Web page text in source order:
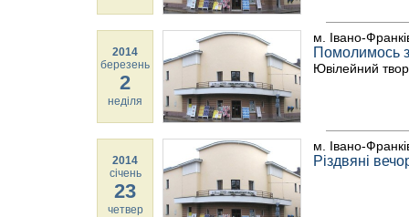
2014
березень
2
неділя
м. Івано-
Помолимось
Ювілейний
2014
січень
23
четвер
м. Івано-
Різдвяні